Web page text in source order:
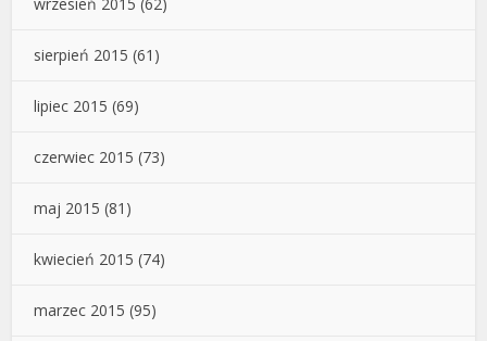
sierpień 2015 (61)
lipiec 2015 (69)
czerwiec 2015 (73)
maj 2015 (81)
kwiecień 2015 (74)
marzec 2015 (95)